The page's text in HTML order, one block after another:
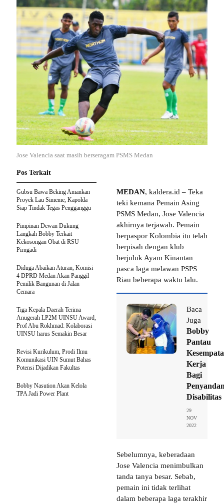
Jose Valencia saat masih berseragam PSMS Medan
MEDAN, kaldera.id – Teka
teki kemana Pemain Asing
PSMS Medan, Jose Valencia
akhirnya terjawab. Pemain
berpaspor Kolombia itu telah
berpisah dengan klub
berjuluk Ayam Kinantan
pasca laga melawan PSPS
Riau beberapa waktu lalu.
Baca
Juga
Bobby
Pantau
Kerja
Bagi
Disabilitas
29
NOV
2022
Sebelumnya, keberadaan
Jose Valencia menimbulkan
tanda tanya besar. Sebab,
pemain ini tidak terlihat
dalam beberapa laga terakhir
Pos Terkait
Gubsu Bawa Beking Amankan
Proyek Lau Simeme, Kapolda
Siap Tindak Tegas Pengganggu
Pimpinan Dewan Dukung
Langkah Bobby Terkait
Kekosongan Obat di RSU
Pirngadi
Diduga Abaikan Aturan, Komisi
4 DPRD Medan Akan Panggil
Pemilik Bangunan di Jalan
Cemara
Tiga Kepala Daerah Terima
Anugerah LP2M UINSU Award,
Prof Abu Rokhmad: Kolaborasi
UINSU harus Semakin Besar
Revisi Kurikulum, Prodi Ilmu
Komunikasi UIN Sumut Bahas
Potensi Dijadikan Fakultas
Bobby Nasution Akan Kelola
TPA Jadi Power Plant